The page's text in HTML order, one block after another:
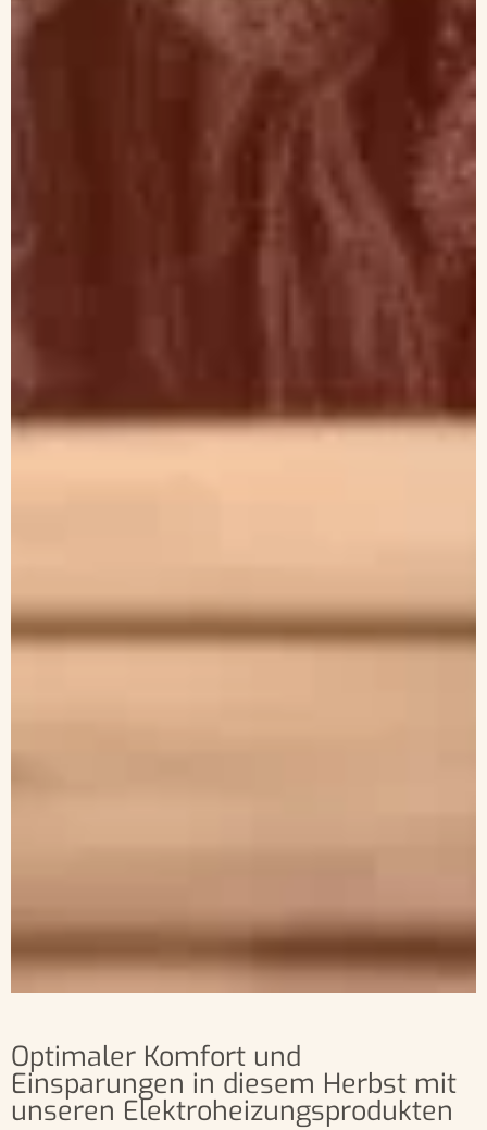
Optimaler Komfort und
Einsparungen in diesem Herbst mit
unseren Elektroheizungsprodukten